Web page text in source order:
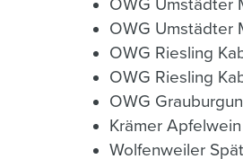
OWG Umstädter
OWG Umstädter
OWG Riesling
OWG Riesling
OWG
Krämer
Wolfenweiler